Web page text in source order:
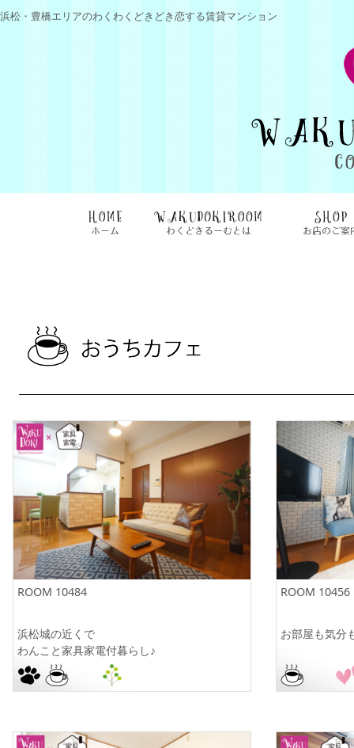
浜松・豊橋エリアのわくわくどきどき恋する賃貸マンション
ROOM 10484
浜松城の近くで
わんこと家具家電付暮らし♪
ROOM 10456
お部屋も気分